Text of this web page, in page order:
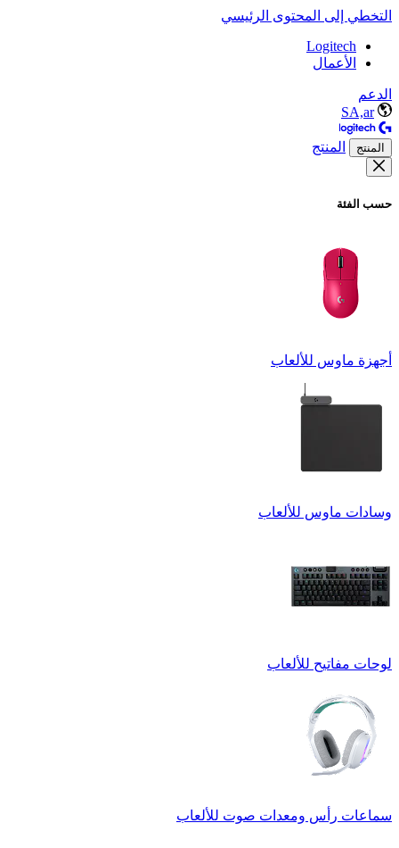
التخطي إلى المحتوى الرئيسي
Logitech
الأعمال
الدعم
SA,ar
المنتج المنتج
حسب الفئة
أجهزة ماوس للألعاب
وسادات ماوس للألعاب
لوحات مفاتيح للألعاب
سماعات رأس ومعدات صوت للألعاب